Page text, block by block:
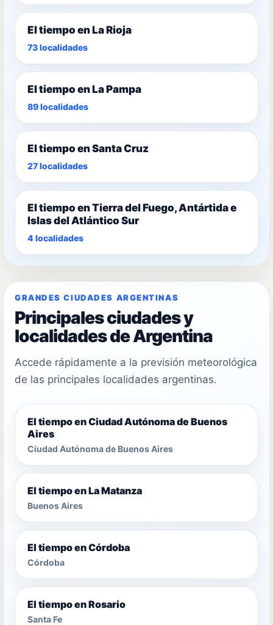
El tiempo en La Rioja
73 localidades
El tiempo en La Pampa
89 localidades
El tiempo en Santa Cruz
27 localidades
El tiempo en Tierra del Fuego, Antártida e
Islas del Atlántico Sur
4 localidades
GRANDES CIUDADES ARGENTINAS
Principales ciudades y
localidades de Argentina
Accede rápidamente a la previsión meteorológica
de las principales localidades argentinas.
El tiempo en Ciudad Autónoma de Buenos
Aires
Ciudad Autónoma de Buenos Aires
El tiempo en La Matanza
Buenos Aires
El tiempo en Córdoba
Córdoba
El tiempo en Rosario
Santa Fe